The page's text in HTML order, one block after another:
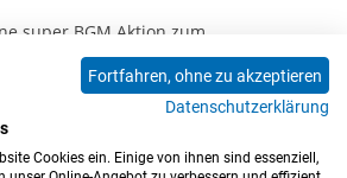
super BGM Aktion zum
!!!
> >>
Fortfahren, ohne zu akzeptieren
Datenschutzerklärung
Cookies ein. Einige von ihnen sind essenziell,